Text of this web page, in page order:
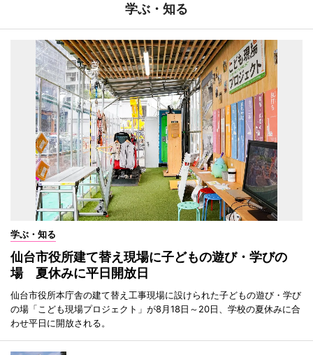
学ぶ・知る
学ぶ・知る
仙台市役所建て替え現場に子どもの遊び・学びの
場 夏休みに平日開放日
仙台市役所本庁舎の建て替え工事現場に設けられた子どもの遊び・学び
の場「こども現場プロジェクト」が8月18日～20日、学校の夏休みに合
わせ平日に開放される。